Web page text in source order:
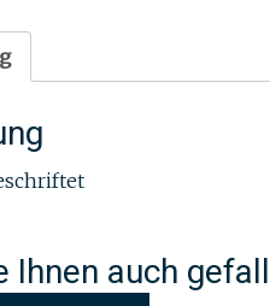
Ihnen auch